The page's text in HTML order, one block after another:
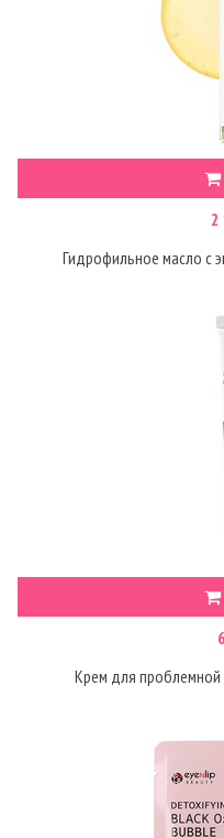
2
Гидрофильное масло с
Крем для проблемной